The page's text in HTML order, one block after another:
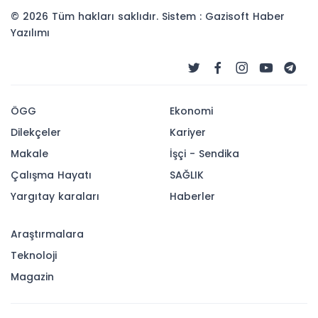
© 2026 Tüm hakları saklıdır. Sistem : Gazisoft Haber
Yazılımı
ÖGG
Dilekçeler
Makale
Çalışma Hayatı
Yargıtay karaları
Ekonomi
Kariyer
İşçi - Sendika
SAĞLIK
Haberler
Araştırmalara
Teknoloji
Magazin